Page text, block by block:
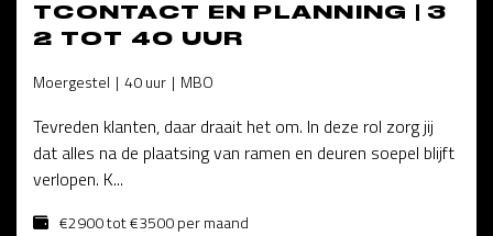
TCONTACT EN PLANNING | 3
2 TOT 40 UUR
Moergestel 40 uur MBO
Tevreden klanten, daar draait het om. In deze rol zorg jij
dat alles na de plaatsing van ramen en deuren soepel blijft
verlopen. K...
€2900 tot €3500 per maand